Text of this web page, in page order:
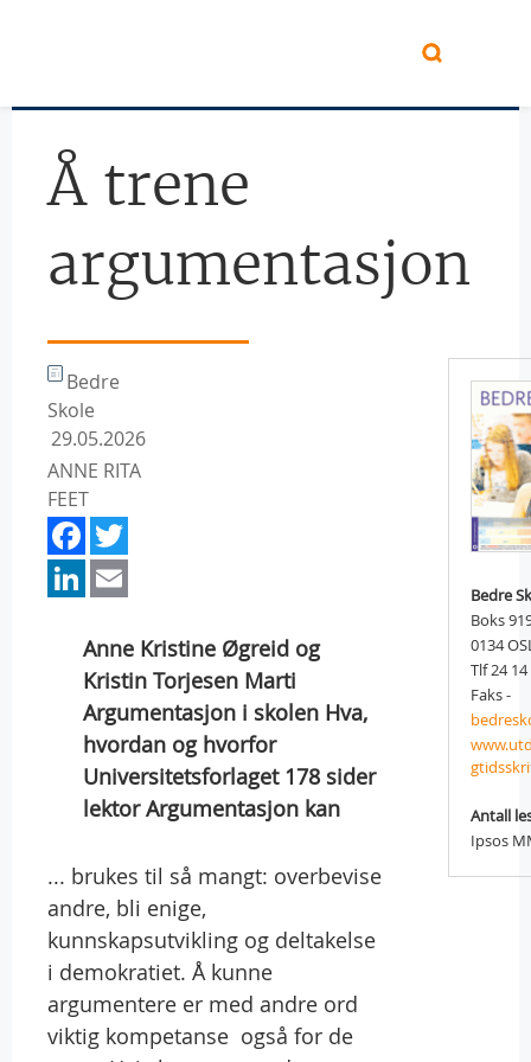
Å trene
argumentasjon
Bedre
Skole
29.05.2026
ANNE RITA
FEET
Facebook
LinkedIn
Anne Kristine Øgreid og
Kristin Torjesen Marti
Argumentasjon i skolen Hva,
hvordan og hvorfor
Universitetsforlaget 178 sider
lektor Argumentasjon kan
... brukes til så mangt: overbevise
andre, bli enige,
kunnskapsutvikling og deltakelse
i demokratiet. Å kunne
argumentere er med andre ord
viktig kompetanse  også for de
Bedre
Boks
0134
Tlf 24
Faks -
Antall
Ipsos